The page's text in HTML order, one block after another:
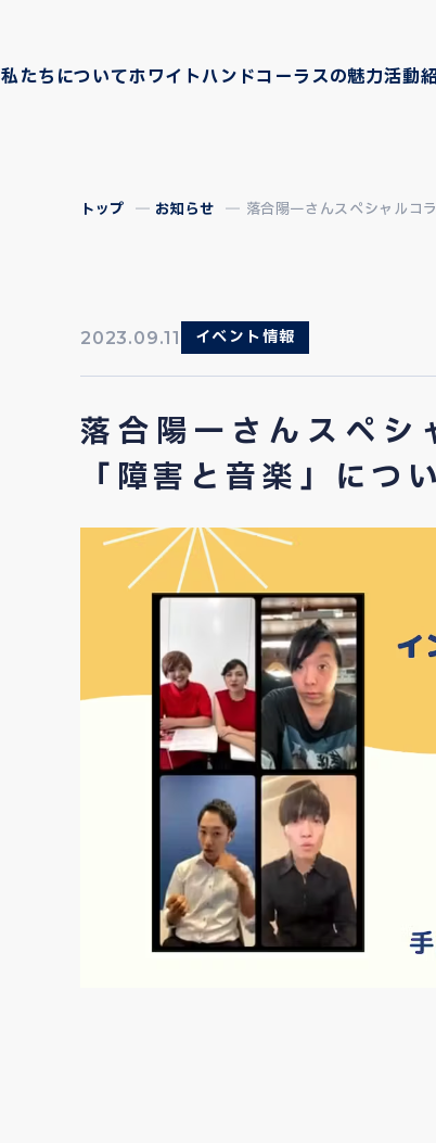
私たちについてホワイトハンドコーラスの魅力活動
トップ お知らせ 落合陽一さんスペシャルコ
2023.09.11 イベント情報
落合陽一さんスペシ
「障害と音楽」につ